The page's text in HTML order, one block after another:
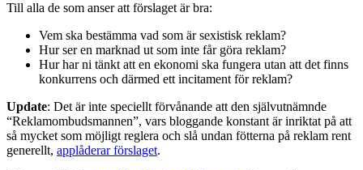
Till alla de som anser att förslaget är bra:
Vem ska bestämma vad som är sexistisk reklam?
Hur ser en marknad ut som inte får göra reklam?
Hur har ni tänkt att en ekonomi ska fungera utan att det finns
konkurrens och därmed ett incitament för reklam?
Update: Det är inte speciellt förvånande att den självutnämnde
“Reklamombudsmannen”, vars bloggande konstant är inriktat på att
så mycket som möjligt reglera och slå undan fötterna på reklam rent
generellt, applåderar förslaget.